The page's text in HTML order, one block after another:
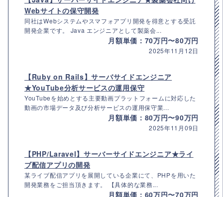
Webサイトの保守開発
同社はWebシステムやスマフォアプリ開発を得意とする受託
開発企業です。 Java エンジニアとして製薬会...
月額単価：70万円〜80万円
2025年11月12日
【Ruby on Rails】サーバサイドエンジニア
★YouTube分析サービスの運用保守
YouTubeを始めとする主要動画プラットフォームに対応した
動画の市場データ及び分析サービスの運用保守業...
月額単価：80万円〜90万円
2025年11月09日
【PHP/Laravel】サーバーサイドエンジニア★ライ
ブ配信アプリの開発
某ライブ配信アプリを展開している企業にて、PHPを用いた
開発業務をご担当頂きます。 【具体的な業務...
月額単価：60万円〜70万円